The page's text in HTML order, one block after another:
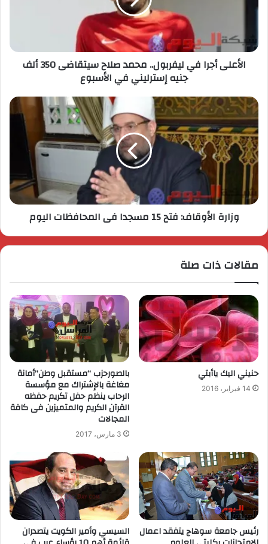
الأعلى أجرا في ليفربول.. محمد صلاح سيتقاضى 350 ألف
جنيه إسترليني في الأسبوع
وزارة الأوقاف: فتح 15 مسجدا فى المحافظات اليوم
مقالات ذات صلة
حنيني اليك ياأبتي
14 فبراير، 2016
بالصورحزب “مستقبل وطن”أمانة
مغاغة بالإشتراك مع مؤسسة
الرحاب ينظم حفل تكريم حفظه
القرآن الكريم والمتميزين فى كافة
المجالات
3 مارس، 2017
رئيس جامعة سوهاج يتفقد اعمال السيسي وأمير الكويت يتصدران